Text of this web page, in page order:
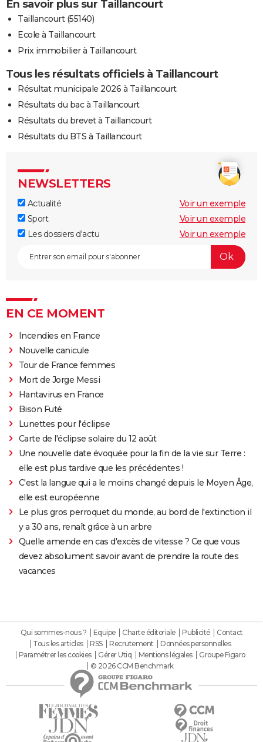
En savoir plus sur Taillancourt
Taillancourt (55140)
Ecole à Taillancourt
Prix immobilier à Taillancourt
Tous les résultats officiels à Taillancourt
Résultat municipale 2026 à Taillancourt
Résultats du bac à Taillancourt
Résultats du brevet à Taillancourt
Résultats du BTS à Taillancourt
NEWSLETTERS
Actualité
Voir un exemple
Sport
Voir un exemple
Les dossiers d'actu
Voir un exemple
EN CE MOMENT
Incendies en France
Nouvelle canicule
Tour de France femmes
Mort de Jorge Messi
Hantavirus en France
Bison Futé
Lunettes pour l'éclipse
Carte de l'éclipse solaire du 12 août
Une nouvelle date évoquée pour la fin de la vie sur Terre :
elle est plus tardive que les précédentes !
C'est la langue qui a le moins changé depuis le Moyen Âge,
elle est européenne
Le plus gros perroquet du monde, au bord de l'extinction il
y a 30 ans, renaît grâce à un arbre
Quelle amende en cas d'excès de vitesse ? Ce que vous
devez absolument savoir avant de prendre la route des
vacances
Qui sommes-nous ? Equipe Charte éditoriale Publicité
Contact
Tous les articles
RSS Recrutement
Données personnelles
Paramétrer les cookies
Gérer Utiq Mentions légales
Groupe Figaro
© 2026 CCM Benchmark